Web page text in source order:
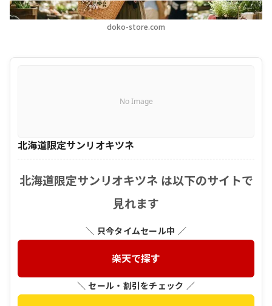
doko-store.com
No Image
北海道限定サンリオキツネ
北海道限定サンリオキツネ は以下のサイトで
見れます
＼ 只今タイムセール中 ／
楽天で探す
＼ セール・割引をチェック ／